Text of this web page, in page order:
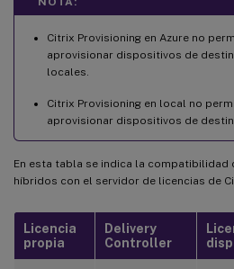
Citrix Provisioning en Azure no
aprovisionar dispositivos de
locales.
Citrix Provisioning en local no
aprovisionar dispositivos de
En esta tabla se indica la compatibilidad
híbridos con el servidor de licencias de
Licencia
propia
Delivery
Controller